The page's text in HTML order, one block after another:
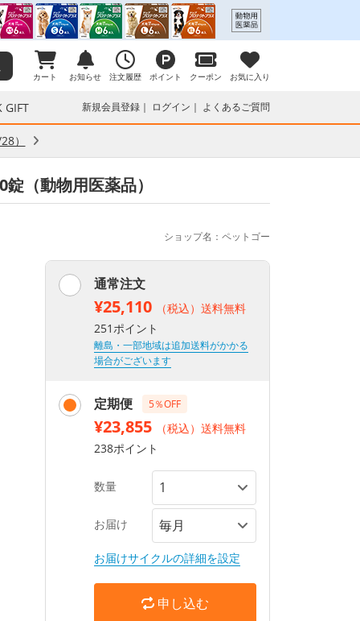
カート お知らせ 注文履歴 ポイント クーポン お気に入り
GIFT 新規会員登録 ログイン よくあるご質問
）
（動物用医薬品）
ショップ名：ペットゴー
通常注文
¥25,110
（税込）送料無料
251ポイント
離島・一部地域は追加送料がかかる
場合がございます
定期便 5％OFF
¥23,855
（税込）送料無料
238ポイント
数量
お届け
お届けサイクルの詳細を設定
申し込む